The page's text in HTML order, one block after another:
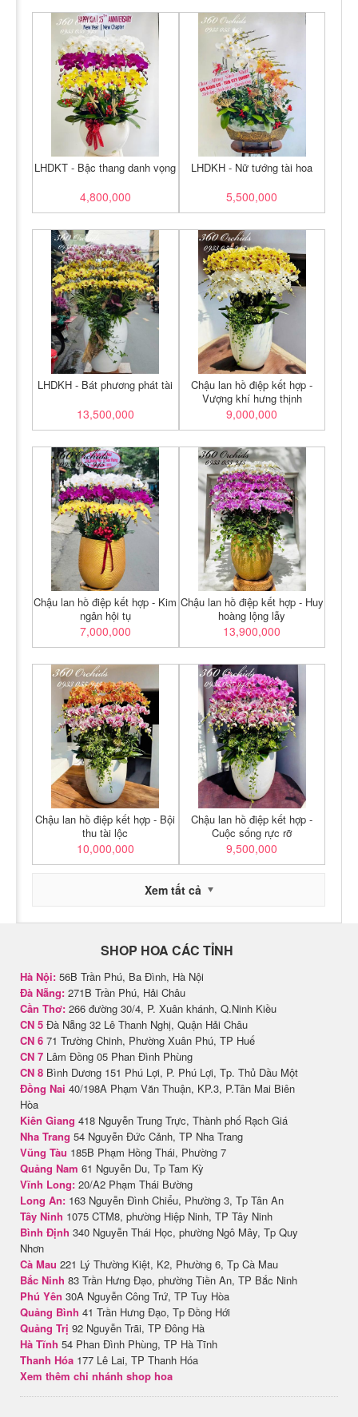
LHDKT - Bậc thang danh vọng
4,800,000
LHDKH - Nữ tướng tài hoa
5,500,000
LHDKH - Bát phương phát tài
13,500,000
Chậu lan hồ điệp kết hợp -
Vượng khí hưng thịnh
9,000,000
Chậu lan hồ điệp kết hợp - Kim
ngân hội tụ
7,000,000
Chậu lan hồ điệp kết hợp - Huy
hoàng lộng lẫy
13,900,000
Chậu lan hồ điệp kết hợp - Bội
thu tài lộc
10,000,000
Chậu lan hồ điệp kết hợp -
Cuộc sống rực rỡ
9,500,000
Xem tất cả
SHOP HOA CÁC TỈNH
Hà Nội: 56B Trần Phú, Ba Đình, Hà Nội
Đà Nẵng: 271B Trần Phú, Hải Châu
Cần Thơ: 266 đường 30/4, P. Xuân khánh, Q.Ninh Kiều
CN 5 Đà Nẵng 32 Lê Thanh Nghị, Quận Hải Châu
CN 6 71 Trường Chinh, Phường Xuân Phú, TP Huế
CN 7 Lâm Đồng 05 Phan Đình Phùng
CN 8 Bình Dương 151 Phú Lợi, P. Phú Lợi, Tp. Thủ Dầu Một
Đồng Nai 40/198A Phạm Văn Thuận, KP.3, P.Tân Mai Biên
Hòa
Kiên Giang 418 Nguyễn Trung Trực, Thành phố Rạch Giá
Nha Trang 54 Nguyễn Đức Cảnh, TP Nha Trang
Vũng Tàu 185B Phạm Hồng Thái, Phường 7
Quảng Nam 61 Nguyễn Du, Tp Tam Kỳ
Vĩnh Long: 20/A2 Phạm Thái Bường
Long An: 163 Nguyễn Đình Chiểu, Phường 3, Tp Tân An
Tây Ninh 1075 CTM8, phường Hiệp Ninh, TP Tây Ninh
Bình Định 340 Nguyễn Thái Học, phường Ngô Mây, Tp Quy
Nhơn
Cà Mau 221 Lý Thường Kiệt, K2, Phường 6, Tp Cà Mau
Bắc Ninh 83 Trần Hưng Đạo, phường Tiền An, TP Bắc Ninh
Phú Yên 30A Nguyễn Công Trứ, TP Tuy Hòa
Quảng Bình 41 Trần Hưng Đạo, Tp Đồng Hới
Quảng Trị 92 Nguyễn Trãi, TP Đông Hà
Hà Tĩnh 54 Phan Đình Phùng, TP Hà Tĩnh
Thanh Hóa 177 Lê Lai, TP Thanh Hóa
Xem thêm chi nhánh shop hoa